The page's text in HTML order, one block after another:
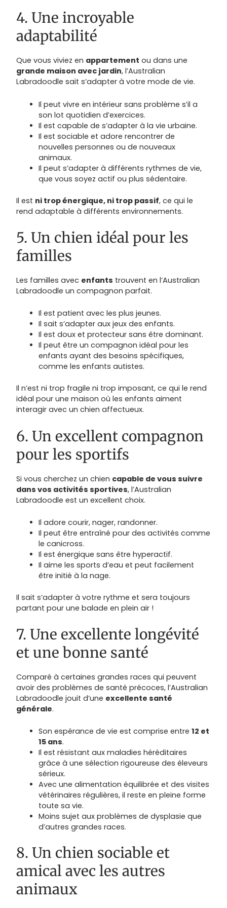
4. Une incroyable
adaptabilité
Que vous viviez en appartement ou dans une
grande maison avec jardin, l’Australian
Labradoodle sait s’adapter à votre mode de vie.
Il peut vivre en intérieur sans problème s’il a
son lot quotidien d’exercices.
Il est capable de s’adapter à la vie urbaine.
Il est sociable et adore rencontrer de
nouvelles personnes ou de nouveaux
animaux.
Il peut s’adapter à différents rythmes de vie,
que vous soyez actif ou plus sédentaire.
Il est ni trop énergique, ni trop passif, ce qui le
rend adaptable à différents environnements.
5. Un chien idéal pour les
familles
Les familles avec enfants trouvent en l’Australian
Labradoodle un compagnon parfait.
Il est patient avec les plus jeunes.
Il sait s’adapter aux jeux des enfants.
Il est doux et protecteur sans être dominant.
Il peut être un compagnon idéal pour les
enfants ayant des besoins spécifiques,
comme les enfants autistes.
Il n’est ni trop fragile ni trop imposant, ce qui le rend
idéal pour une maison où les enfants aiment
interagir avec un chien affectueux.
6. Un excellent compagnon
pour les sportifs
Si vous cherchez un chien capable de vous suivre
dans vos activités sportives, l’Australian
Labradoodle est un excellent choix.
Il adore courir, nager, randonner.
Il peut être entraîné pour des activités comme
le canicross.
Il est énergique sans être hyperactif.
Il aime les sports d’eau et peut facilement
être initié à la nage.
Il sait s’adapter à votre rythme et sera toujours
partant pour une balade en plein air !
7. Une excellente longévité
et une bonne santé
Comparé à certaines grandes races qui peuvent
avoir des problèmes de santé précoces, l’Australian
Labradoodle jouit d’une excellente santé
générale.
Son espérance de vie est comprise entre12 et
15 ans.
Il est résistant aux maladies héréditaires
grâce à une sélection rigoureuse des éleveurs
sérieux.
Avec une alimentation équilibrée et des visites
vétérinaires régulières, il reste en pleine forme
toute sa vie.
Moins sujet aux problèmes de dysplasie que
d’autres grandes races.
8. Un chien sociable et
amical avec les autres
animaux